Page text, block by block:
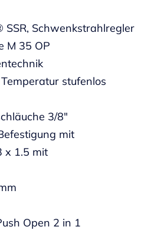
Schwenkstrahlregler
M 35 OP
stufenlos
3/8"
mit
x 1.5 mit
Open 2 in 1